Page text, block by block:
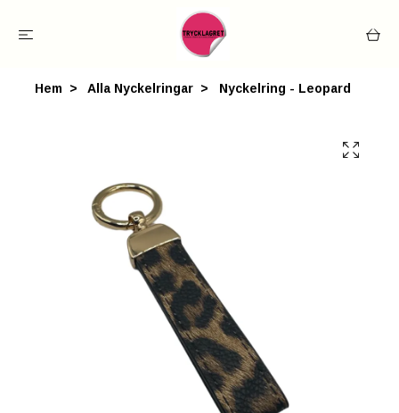
Hem Alla Nyckelringar Nyckelring - Leopard